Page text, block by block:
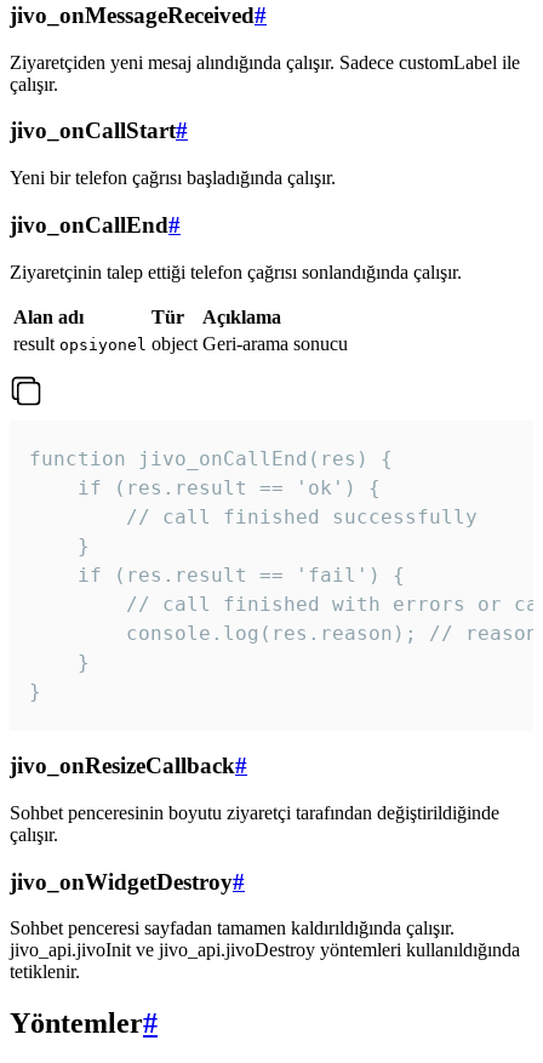
jivo_onMessageReceived#
Ziyaretçiden yeni mesaj alındığında çalışır. Sadece customLabel ile
çalışır.
jivo_onCallStart#
Yeni bir telefon çağrısı başladığında çalışır.
jivo_onCallEnd#
Ziyaretçinin talep ettiği telefon çağrısı sonlandığında çalışır.
Alan adı Tür
Açıklama
result opsiyonel object Geri-arama sonucu
function jivo_onCallEnd(res) {
    if (res.result == 'ok') {
        // call finished successfully
    }
    if (res.result == 'fail') {
// call finished with errors or
console.log(res.reason); //
    }
}
jivo_onResizeCallback#
Sohbet penceresinin boyutu ziyaretçi tarafından değiştirildiğinde
çalışır.
jivo_onWidgetDestroy#
Sohbet penceresi sayfadan tamamen kaldırıldığında çalışır.
jivo_api.jivoInit ve jivo_api.jivoDestroy yöntemleri kullanıldığında
tetiklenir.
Yöntemler#